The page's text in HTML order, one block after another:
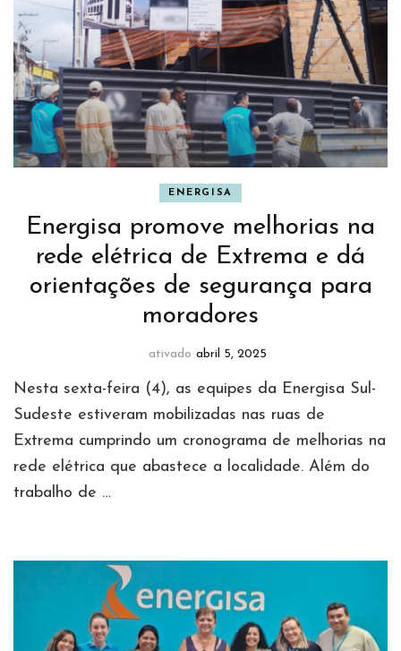
ENERGISA
Energisa promove melhorias na
rede elétrica de Extrema e dá
orientações de segurança para
moradores
ativado abril 5, 2025
Nesta sexta-feira (4), as equipes da Energisa Sul-
Sudeste estiveram mobilizadas nas ruas de
Extrema cumprindo um cronograma de melhorias na
rede elétrica que abastece a localidade. Além do
trabalho de …